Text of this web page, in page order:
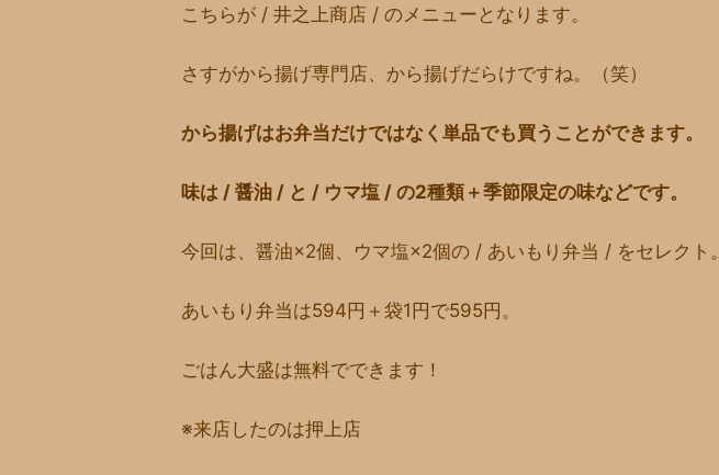
こちらが / 井之上商店 / のメニューとなります。
さすがから揚げ専門店、から揚げだらけですね。（笑）
から揚げはお弁当だけではなく単品でも買うことができます。
味は / 醤油 / と / ウマ塩 / の2種類＋季節限定の味などです。
今回は、醤油×2個、ウマ塩×2個の / あいもり弁当 / をセレクト。
あいもり弁当は594円＋袋1円で595円。
ごはん大盛は無料でできます！
※来店したのは押上店